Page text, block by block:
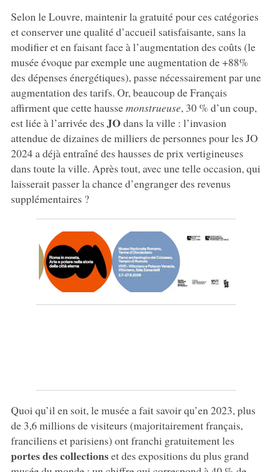
Selon le Louvre, maintenir la gratuité pour ces catégories
et conserver une qualité d’accueil satisfaisante, sans la
modifier et en faisant face à l’augmentation des coûts (le
musée évoque par exemple une augmentation de +88%
des dépenses énergétiques), passe nécessairement par une
augmentation des tarifs. Or, beaucoup de Français
affirment que cette haussemonstrueuse, 30 % d’un coup,
est liée à l’arrivée des JO dans la ville : l’invasion
attendue de dizaines de milliers de personnes pour les JO
2024 a déjà entraîné des hausses de prix vertigineuses
dans toute la ville. Après tout, avec une telle occasion, qui
laisserait passer la chance d’engranger des revenus
supplémentaires ?
Quoi qu’il en soit, le musée a fait savoir qu’en 2023, plus
de 3,6 millions de visiteurs (majoritairement français,
franciliens et parisiens) ont franchi gratuitement les
portes des collectionset des expositions du plus grand